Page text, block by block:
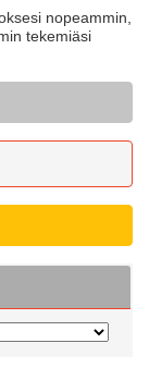
nopeammin,
tekemiäsi